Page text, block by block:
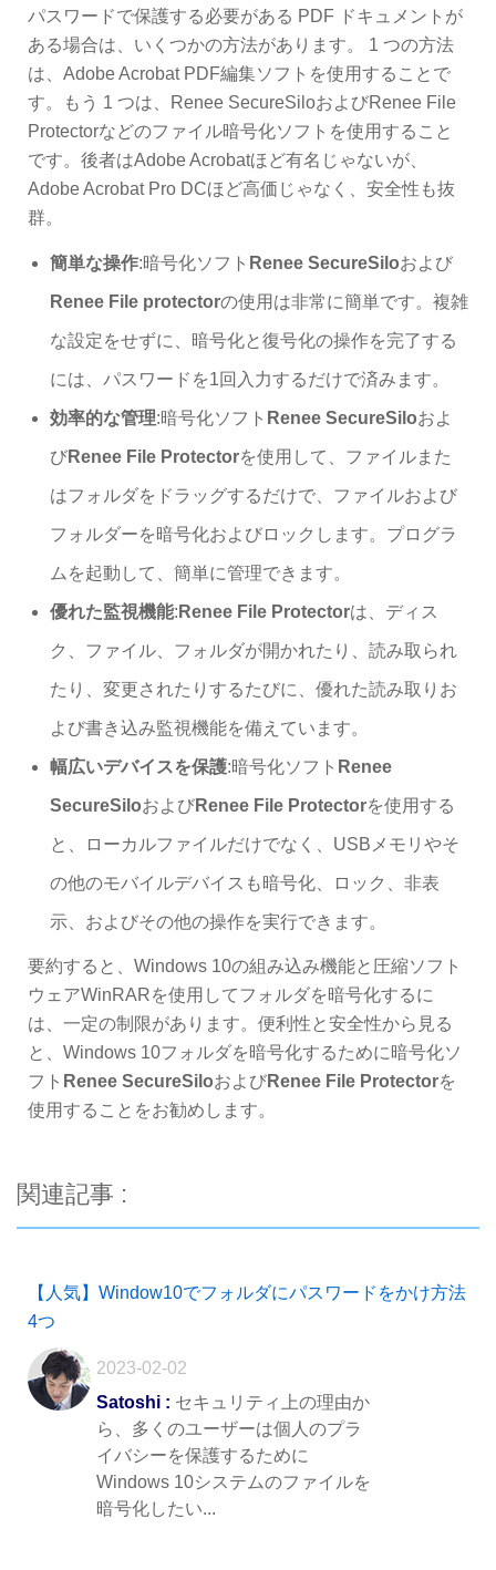
パスワードで保護する必要がある PDF ドキュメントが
ある場合は、いくつかの方法があります。 1 つの方法
は、Adobe Acrobat PDF編集ソフトを使用することで
す。もう 1 つは、Renee SecureSiloおよびRenee File
Protectorなどのファイル暗号化ソフトを使用すること
です。後者はAdobe Acrobatほど有名じゃないが、
Adobe Acrobat Pro DCほど高価じゃなく、安全性も抜
群。
簡単な操作:暗号化ソフト Renee SecureSiloおよび
Renee File protectorの使用は非常に簡単です。複雑
な設定をせずに、暗号化と復号化の操作を完了する
には、パスワードを1回入力するだけで済みます。
効率的な管理:暗号化ソフト Renee SecureSiloおよ
びRenee File Protectorを使用して、ファイルまた
はフォルダをドラッグするだけで、ファイルおよび
フォルダーを暗号化およびロックします。プログラ
ムを起動して、簡単に管理できます。
優れた監視機能: Renee File Protectorは、ディス
ク、ファイル、フォルダが開かれたり、読み取られ
たり、変更されたりするたびに、優れた読み取りお
よび書き込み監視機能を備えています。
幅広いデバイスを保護:暗号化ソフト Renee
SecureSiloおよびRenee File Protectorを使用する
と、ローカルファイルだけでなく、USBメモリやそ
の他のモバイルデバイスも暗号化、ロック、非表
示、およびその他の操作を実行できます。
要約すると、Windows 10の組み込み機能と圧縮ソフト
ウェアWinRARを使用してフォルダを暗号化するに
は、一定の制限があります。便利性と安全性から見る
と、Windows 10フォルダを暗号化するために暗号化ソ
フト Renee SecureSiloおよびRenee File Protectorを
使用することをお勧めします。
関連記事 :
【人気】Window10でフォルダにパスワードをかけ方法
4つ
2023-02-02
Satoshi : セキュリティ上の理由か
ら、多くのユーザーは個人のプラ
イバシーを保護するために
Windows 10システムのファイルを
暗号化したい...